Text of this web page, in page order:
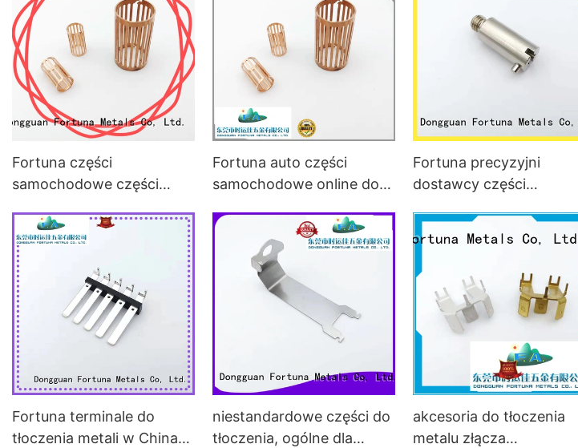
Fortuna części
samochodowe części
Fortuna auto części
samochodowe online do
Fortuna precyzyjni
dostawcy części
sprzętu gospodarstwa
domowego do
samochodów
Fortuna terminale do
tłoczenia metali w Chinach
niestandardowe części do
tłoczenia, ogólne dla
akcesoria do tłoczenia
metalu złącza